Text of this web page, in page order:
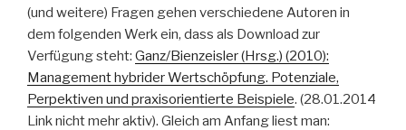
(und weitere) Fragen gehen verschiedene Autoren in
dem folgenden Werk ein, dass als Download zur
Verfügung steht: Ganz/Bienzeisler (Hrsg.) (2010):
Management hybrider Wertschöpfung. Potenziale,
Perpektiven und praxisorientierte Beispiele. (28.01.2014
Link nicht mehr aktiv). Gleich am Anfang liest man: